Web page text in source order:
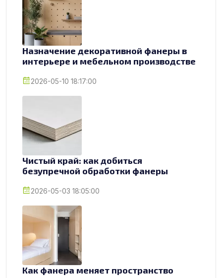
Назначение декоративной фанеры в
интерьере и мебельном производстве
2026-05-10 18:17:00
Чистый край: как добиться
безупречной обработки фанеры
2026-05-03 18:05:00
Как фанера меняет пространство